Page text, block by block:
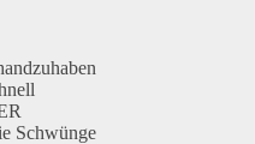
Schwünge